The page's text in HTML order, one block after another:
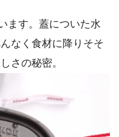
ます。蓋についた水
なく食材に降りそそ
さの秘密。